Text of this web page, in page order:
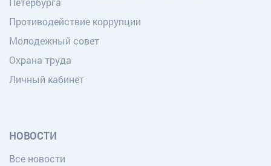
Противодействие коррупции
Молодежный совет
Охрана труда
Личный кабинет
НОВОСТИ
Все новости